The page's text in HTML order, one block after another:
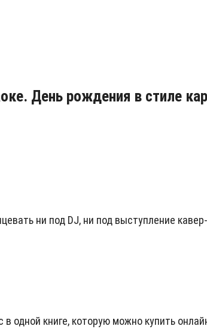
День рождения в стиле
ни под DJ, ни под выступление
одной книге, которую можно купить